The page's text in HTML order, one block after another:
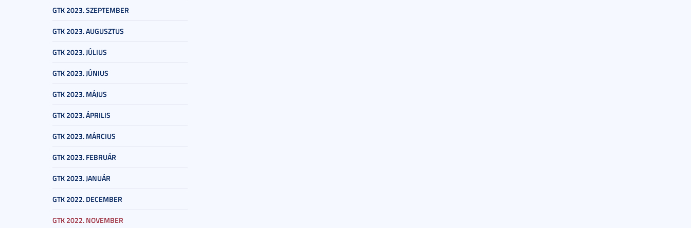
GTK 2023. SZEPTEMBER
GTK 2023. AUGUSZTUS
GTK 2023. JÚLIUS
GTK 2023. JÚNIUS
GTK 2023. MÁJUS
GTK 2023. ÁPRILIS
GTK 2023. MÁRCIUS
GTK 2023. FEBRUÁR
GTK 2023. JANUÁR
GTK 2022. DECEMBER
GTK 2022. NOVEMBER